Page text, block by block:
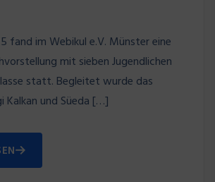
fand im Webikul e.V. Münster eine
mit sieben Jugendlichen
statt. Begleitet wurde das
Kalkan und Süeda […]